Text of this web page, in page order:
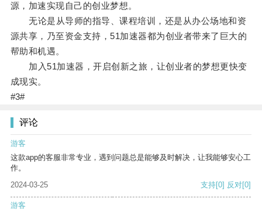
源，加速实现自己的创业梦想。
无论是从导师的指导、课程培训，还是从办公场地和资
源共享，乃至资金支持，51加速器都为创业者带来了巨大的
帮助和机遇。
加入51加速器，开启创新之旅，让创业者的梦想更快变
成现实。
#3#
评论
游客
这款app的客服非常专业，遇到问题总是能够及时解决，让我能够安心工
作。
2024-03-25
支持[0] 反对[0]
游客